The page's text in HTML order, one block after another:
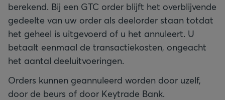
berekend. Bij een GTC order blijft het overblijvende
gedeelte van uw order als deelorder staan totdat
het geheel is uitgevoerd of u het annuleert. U
betaalt eenmaal de transactiekosten, ongeacht
het aantal deeluitvoeringen.
Orders kunnen geannuleerd worden door uzelf,
door de beurs of door Keytrade Bank.